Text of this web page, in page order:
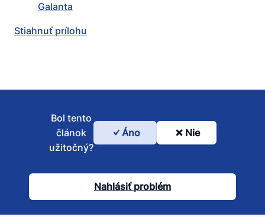
Galanta
Stiahnuť prílohu
Bol
článok
užitočný?
Bol tento
článok
užitočný?
Áno Nie
Nahlásiť problém